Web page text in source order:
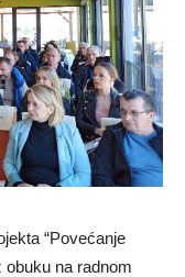
“Povećanje
na radnom